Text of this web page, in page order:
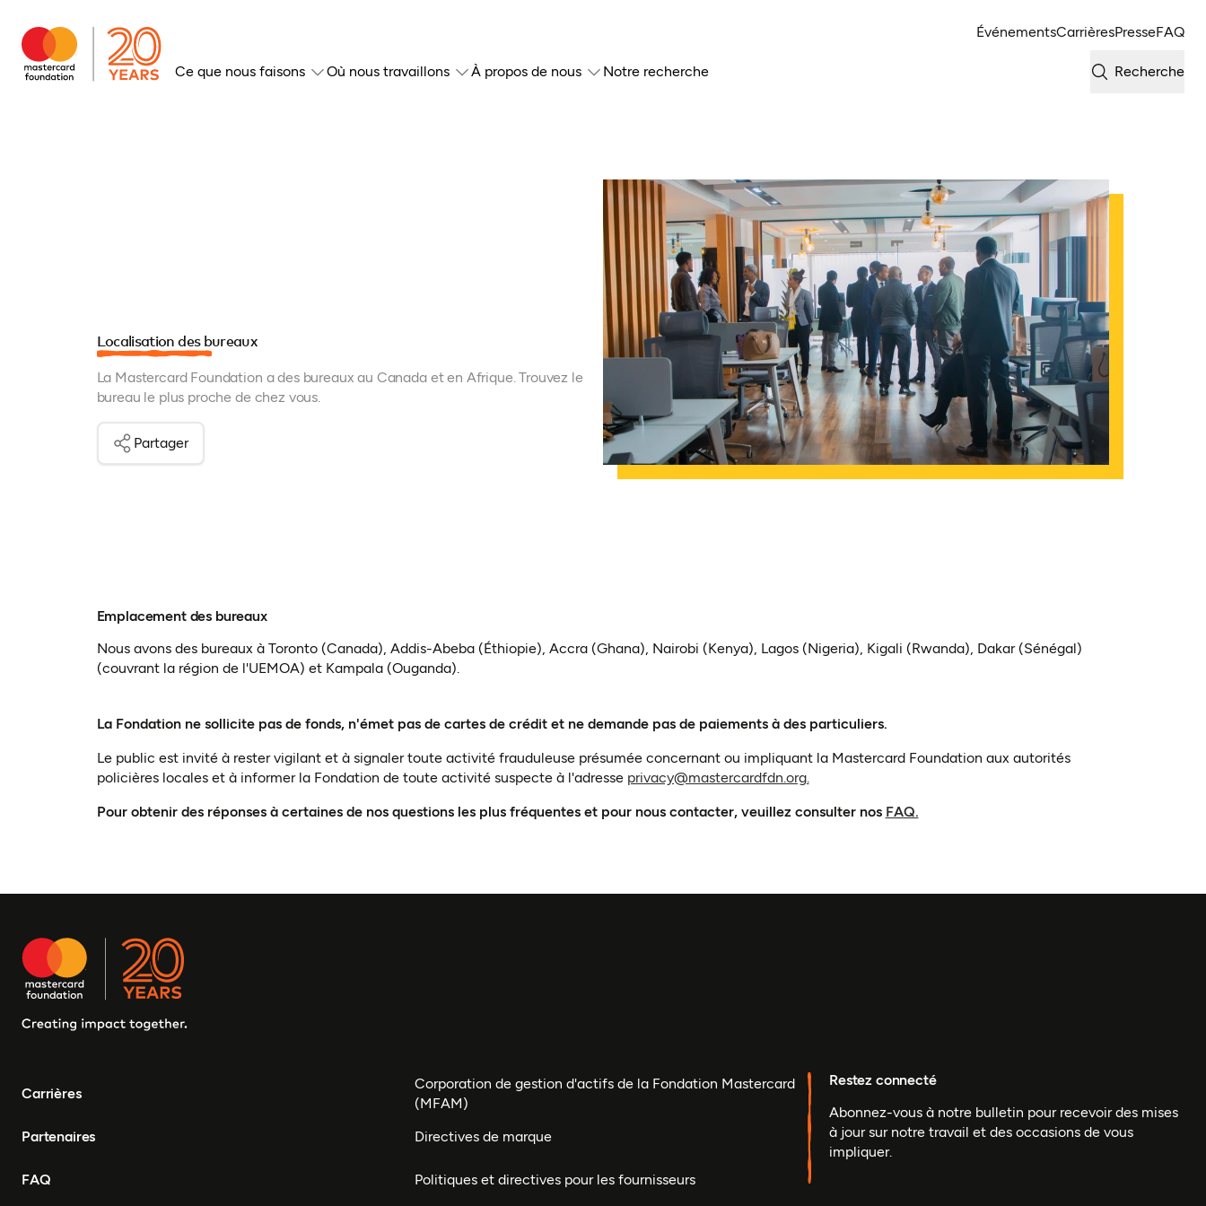
ÉvénementsCarrièresPresseFAQ
Ce que nous faisons Où nous travaillons À propos de nous Notre recherche Recherche
Localisation des bureaux
La Mastercard Foundation a des bureaux au Canada et en Afrique. Trouvez le
bureau le plus proche de chez vous.
Partager
Emplacement des bureaux
Nous avons des bureaux à Toronto (Canada), Addis-Abeba (Éthiopie), Accra (Ghana), Nairobi (Kenya), Lagos (Nigeria), Kigali (Rwanda), Dakar (Sénégal)
(couvrant la région de l'UEMOA) et Kampala (Ouganda).
La Fondation ne sollicite pas de fonds, n'émet pas de cartes de crédit et ne demande pas de paiements à des particuliers.
Le public est invité à rester vigilant et à signaler toute activité frauduleuse présumée concernant ou impliquant la Mastercard Foundation aux autorités
policières locales et à informer la Fondation de toute activité suspecte à l'adresse privacy@mastercardfdn.org.
Pour obtenir des réponses à certaines de nos questions les plus fréquentes et pour nous contacter, veuillez consulter nos FAQ.
Carrières
Partenaires
FAQ
Corporation de gestion d'actifs de la Fondation Mastercard
(MFAM)
Directives de marque
Politiques et directives pour les fournisseurs
Restez connecté
Abonnez-vous à notre bulletin pour recevoir des mises
à jour sur notre travail et des occasions de vous
impliquer.